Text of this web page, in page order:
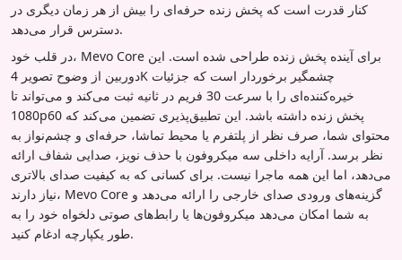
کنار قدرت است که پخش زنده حرفه‌ای را بیش از هر زمان دیگری در
دسترس قرار می‌دهد.
در قلب خود، Mevo Core برای آینده پخش زنده طراحی شده است. این
دوربین از وضوح تصویر 4K چشمگیر برخوردار است که جزئیات
خیره‌کننده‌ای را با سرعت 30 فریم در ثانیه ثبت می‌کند و می‌تواند تا
1080p60 پخش زنده داشته باشد. این تطبیق‌پذیری تضمین می‌کند که
محتوای شما، صرف نظر از پلتفرم یا محیط تماشا، حرفه‌ای و چشم‌نواز به
نظر برسد. آرایه داخلی سه میکروفون با حذف نویز، صدایی شفاف ارائه
می‌دهد، اما این همه ماجرا نیست. برای کسانی که به کیفیت صدای بالاتری
نیاز دارند، Mevo Core گزینه‌های ورودی صدای خارجی را ارائه می‌دهد و
به شما امکان می‌دهد میکروفون‌ها یا رابط‌های صوتی دلخواه خود را به
طور یکپارچه ادغام کنید.